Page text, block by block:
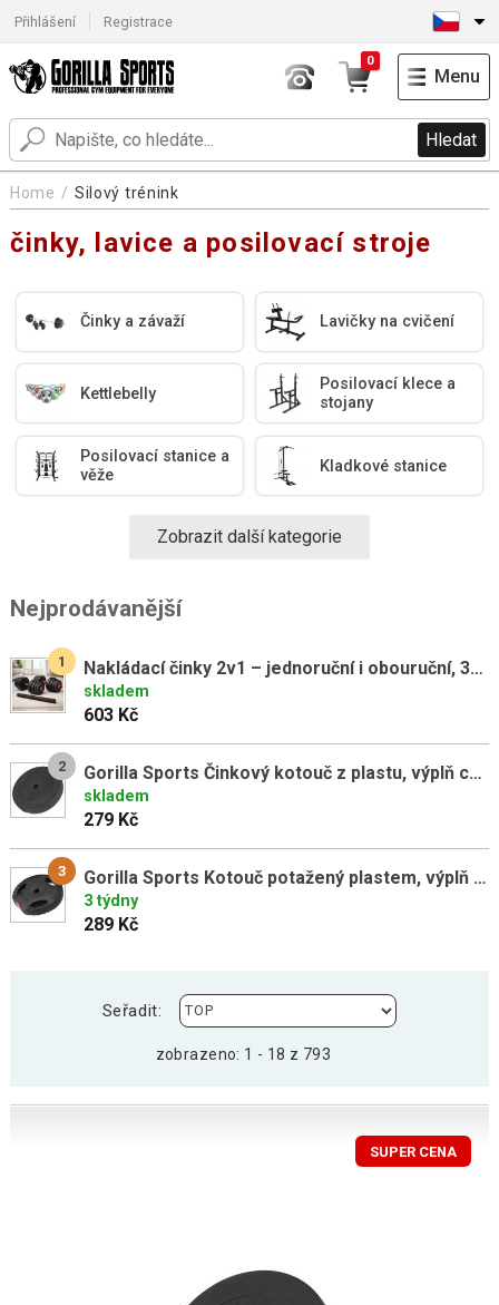
Přihlášení Registrace
Hledat
0
Menu
Home Silový trénink
činky, lavice a posilovací stroje
Činky a závaží Lavičky na cvičení
Kettlebelly
Posilovací klece a
stojany
Posilovací stanice a
věže
Kladkové stanice
Zobrazit další kategorie
Nejprodávanější
1 Nakládací činky 2v1 – jednoruční i obouruční, 30 kg
skladem
603 Kč
2 Gorilla Sports Činkový kotouč z plastu, výplň cement, 10 kg
skladem
279 Kč
3 Gorilla Sports Kotouč potažený plastem, výplň cement, 10 kg
3 týdny
289 Kč
Seřadit:
zobrazeno: 1 - 18 z 793
SUPER CENA